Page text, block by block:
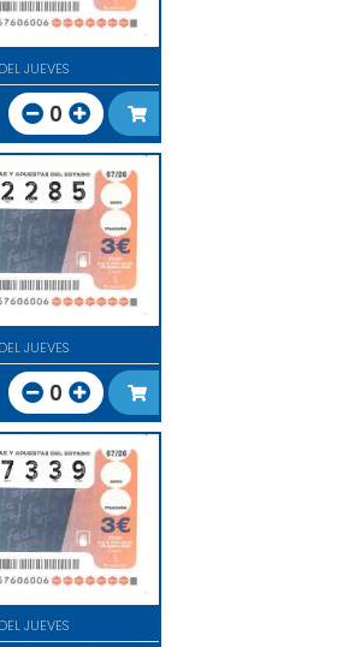
JUEVES
0
JUEVES
0
JUEVES